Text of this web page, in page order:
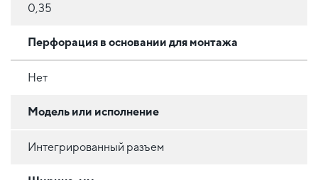
0,35
Перфорация в основании для монтажа
Нет
Модель или исполнение
Интегрированный разъем